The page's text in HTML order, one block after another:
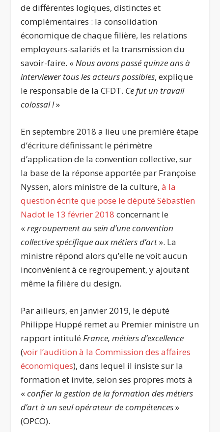
de différentes logiques, distinctes et
complémentaires : la consolidation
économique de chaque filière, les relations
employeurs-salariés et la transmission du
savoir-faire. «Nous avons passé quinze ans à
interviewer tous les acteurs possibles, explique
le responsable de la CFDT. Ce fut un travail
colossal !»
En septembre 2018 a lieu une première étape
d’écriture définissant le périmètre
d’application de la convention collective, sur
la base de la réponse apportée par Françoise
Nyssen, alors ministre de la culture,à la
question écrite que pose le député Sébastien
Nadot le 13 février 2018 concernant le
«regroupement au sein d’une convention
collective spécifique aux métiers d’art». La
ministre répond alors qu’elle ne voit aucun
inconvénient à ce regroupement, y ajoutant
même la filière du design.
Par ailleurs, en janvier 2019, le député
Philippe Huppé remet au Premier ministre un
rapport intituléFrance, métiers d’excellence
(voir l’audition à la Commission des affaires
économiques), dans lequel il insiste sur la
formation et invite, selon ses propres mots à
«confier la gestion de la formation des métiers
d’art à un seul opérateur de compétences»
(OPCO).